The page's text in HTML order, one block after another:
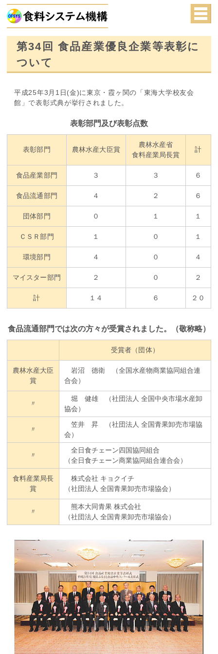
第34回 食品産業優良企業等表彰に
ついて
平成25年3月1日(金)に東京・霞ヶ関の「東海大学校友会
館」で表彰式典が挙行されました。
表彰部門及び表彰点数
表彰部門 農林水産大臣賞
農林水産省
食料産業局長賞
計
食品産業部門 ３ ３ ６
食品流通部門 ４ ２ ６
団体部門 ０ １ １
ＣＳＲ部門 １ ０ １
環境部門 ４ ０ ４
マイスター部門 ２ ０ ２
計 １４ ６ ２０
食品流通部門では次の方々が受賞されました。（敬称略）
受賞者（団体）
農林水産大臣
賞
岩沼 德衛 （全国水産物商業協同組合連
合会）
〃
堀 健雄 （社団法人 全国中央市場水産卸
協会）
〃
笠井 昇 （社団法人 全国青果卸売市場協
会）
〃
全日食チェーン四国協同組合
（全日食チェーン商業協同組合連合会）
食料産業局長
賞
株式会社 キョクイチ
（社団法人 全国青果卸売市場協会）
〃
熊本大同青果 株式会社
（社団法人 全国青果卸売市場協会）